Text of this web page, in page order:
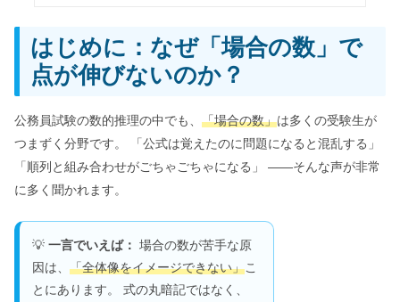
はじめに：なぜ「場合の数」で
点が伸びないのか？
公務員試験の数的推理の中でも、 「場合の数」は多くの受験生が
つまずく分野です。 「公式は覚えたのに問題になると混乱する」
「順列と組み合わせがごちゃごちゃになる」 ――そんな声が非常
に多く聞かれます。
💡 一言でいえば： 場合の数が苦手な原
因は、 「全体像をイメージできない」こ
とにあります。 式の丸暗記ではなく、